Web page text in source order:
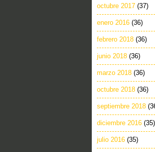
octubre 2017 (37)
enero 2016 (36)
febrero 2018 (36)
junio 2018 (36)
marzo 2018 (36)
octubre 2018 (36)
septiembre 2018
diciembre 2016 (35)
julio 2016 (35)